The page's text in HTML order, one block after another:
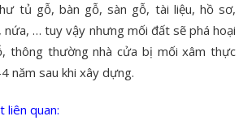
tủ gỗ, bàn gỗ, sàn gỗ, tài liệu, hồ sơ,
… tuy vậy nhưng mối đất sẽ phá hoại
thông thường nhà cửa bị mối xâm thực
năm sau khi xây dựng.
liên quan: